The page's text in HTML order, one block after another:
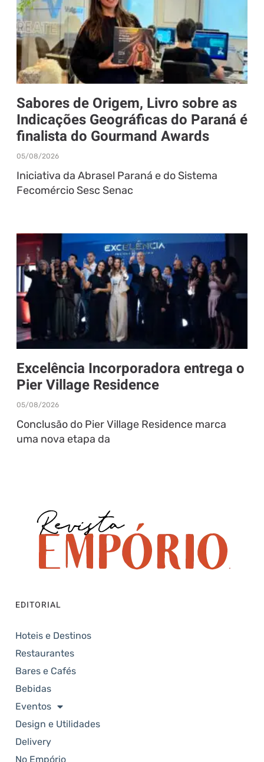
Sabores de Origem, Livro sobre as
Indicações Geográficas do Paraná é
finalista do Gourmand Awards
05/08/2026
Iniciativa da Abrasel Paraná e do Sistema
Fecomércio Sesc Senac
Excelência Incorporadora entrega o
Pier Village Residence
05/08/2026
Conclusão do Pier Village Residence marca
uma nova etapa da
EDITORIAL
Hoteis e Destinos
Restaurantes
Bares e Cafés
Bebidas
Eventos
Design e Utilidades
Delivery
No Empório